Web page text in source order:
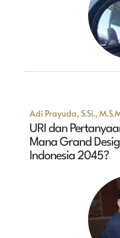
Adi Prayuda, S.Si.,
URI dan
Mana Grand
Indonesia 2045?